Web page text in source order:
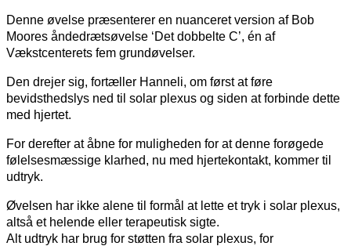
Denne øvelse præsenterer en nuanceret version af Bob
Moores åndedrætsøvelse ‘Det dobbelte C’, én af
Vækstcenterets fem grundøvelser.
Den drejer sig, fortæller Hanneli, om først at føre
bevidsthedslys ned til solar plexus og siden at forbinde dette
med hjertet.
For derefter at åbne for muligheden for at denne forøgede
følelsesmæssige klarhed, nu med hjertekontakt, kommer til
udtryk.
Øvelsen har ikke alene til formål at lette et tryk i solar plexus,
altså et helende eller terapeutisk sigte.
Alt udtryk har brug for støtten fra solar plexus, for